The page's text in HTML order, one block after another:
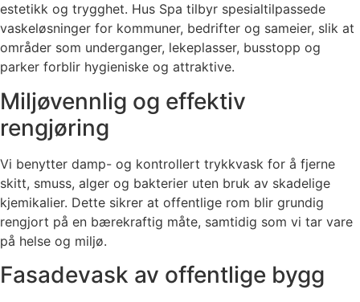
estetikk og trygghet. Hus Spa tilbyr spesialtilpassede
vaskeløsninger for kommuner, bedrifter og sameier, slik at
områder som underganger, lekeplasser, busstopp og
parker forblir hygieniske og attraktive.
Miljøvennlig og effektiv
rengjøring
Vi benytter damp- og kontrollert trykkvask for å fjerne
skitt, smuss, alger og bakterier uten bruk av skadelige
kjemikalier. Dette sikrer at offentlige rom blir grundig
rengjort på en bærekraftig måte, samtidig som vi tar vare
på helse og miljø.
Fasadevask av offentlige bygg